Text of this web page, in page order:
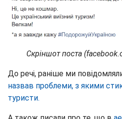
Скріншот поста
До речі, раніше ми
назвав проблеми, з якими
туристи.